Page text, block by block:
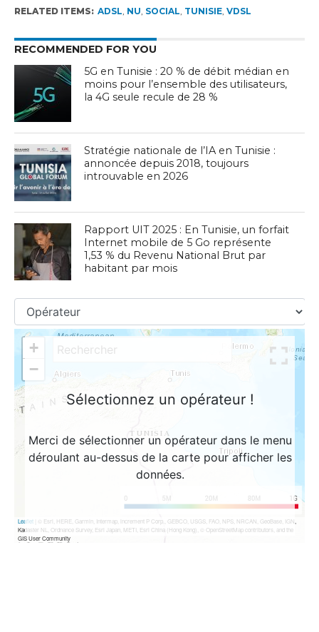
RELATED ITEMS: ADSL, NU, SOCIAL, TUNISIE, VDSL
RECOMMENDED FOR YOU
5G en Tunisie : 20 % de débit médian en
moins pour l’ensemble des utilisateurs,
la 4G seule recule de 28 %
Stratégie nationale de l’IA en Tunisie :
annoncée depuis 2018, toujours
introuvable en 2026
Rapport UIT 2025 : En Tunisie, un forfait
Internet mobile de 5 Go représente
1,53 % du Revenu National Brut par
habitant par mois